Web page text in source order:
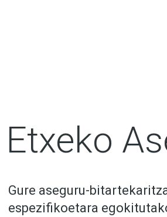
Etxeko
Gure aseguru-
espezifikoetara